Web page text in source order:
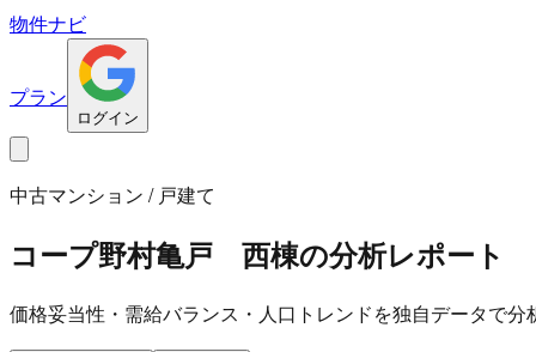
物件ナビ
プラン
ログイン
中古マンション / 戸建て
コープ野村亀戸 西棟の分析レポート
価格妥当性・需給バランス・人口トレンドを独自データで分